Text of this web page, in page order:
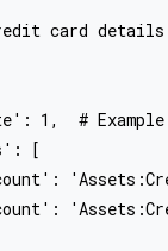
card
1,  #
[